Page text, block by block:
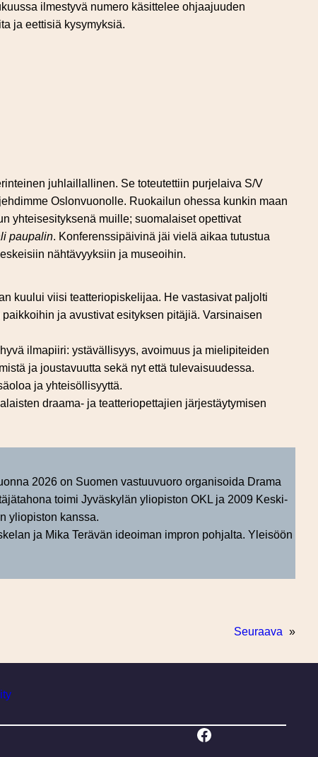
ilmestyvä numero käsittelee ohjaajuuden
ja eettisiä kysymyksiä.
juhlaillallinen. Se toteutettiin purjelaiva S/V
Oslonvuonolle. Ruokailun ohessa kunkin maan
yhteisesityksenä muille; suomalaiset opettivat
paupalin. Konferenssipäivinä jäi vielä aikaa tutustua
nähtävyyksiin ja museoihin.
kuului viisi teatteriopiskelijaa. He vastasivat paljolti
ja avustivat esityksen pitäjiä. Varsinaisen
ilmapiiri: ystävällisyys, avoimuus ja mielipiteiden
ja joustavuutta sekä nyt että tulevaisuudessa.
ja yhteisöllisyyttä.
draama- ja teatteriopettajien järjestäytymisen
2026 on Suomen vastuuvuoro organisoida Drama
toimi Jyväskylän yliopiston OKL ja 2009 Keski-
yliopiston kanssa.
ja Mika Terävän ideoiman impron pohjalta. Yleisöön
Seuraava »
Facebook